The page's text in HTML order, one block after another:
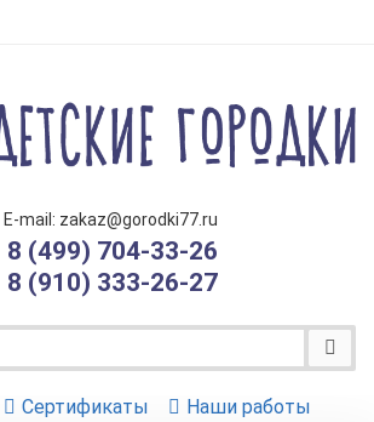
E-mail: zakaz@gorodki77.ru
8 (499) 704-33-26
8 (910) 333-26-27
Сертификаты Наши работы